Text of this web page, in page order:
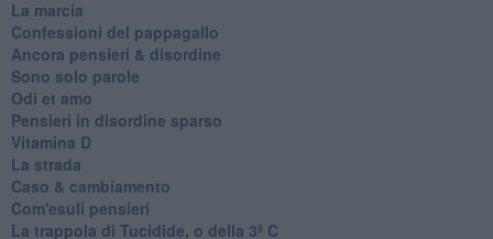
La marcia
Confessioni del pappagallo
Ancora pensieri & disordine
Sono solo parole
Odi et amo
Pensieri in disordine sparso
Vitamina D
La strada
Caso & cambiamento
Com'esuli pensieri
La trappola di Tucidide, o della 3ª C